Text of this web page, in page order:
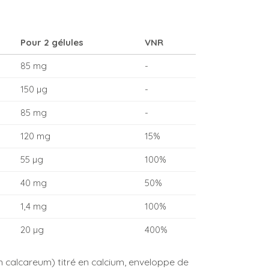
Pour 2 gélules VNR
85 mg -
150 µg -
85 mg -
120 mg 15%
55 µg 100%
40 mg 50%
1,4 mg 100%
20 µg 400%
titré en calcium, enveloppe de